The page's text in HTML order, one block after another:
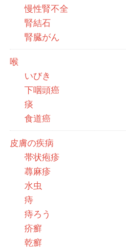
慢性腎不全
腎結石
腎臓がん
喉
いびき
下咽頭癌
痰
食道癌
皮膚の疾病
帯状疱疹
蕁麻疹
水虫
痔
痔ろう
疥癬
乾癬